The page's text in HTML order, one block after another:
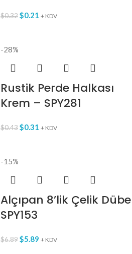
$0.32$0.21 + KDV
-28%
Rustik Perde Halkası
Krem – SPY281
$0.43$0.31 + KDV
-15%
Alçıpan 8’lik Çelik
SPY153
$6.89$5.89 + KDV